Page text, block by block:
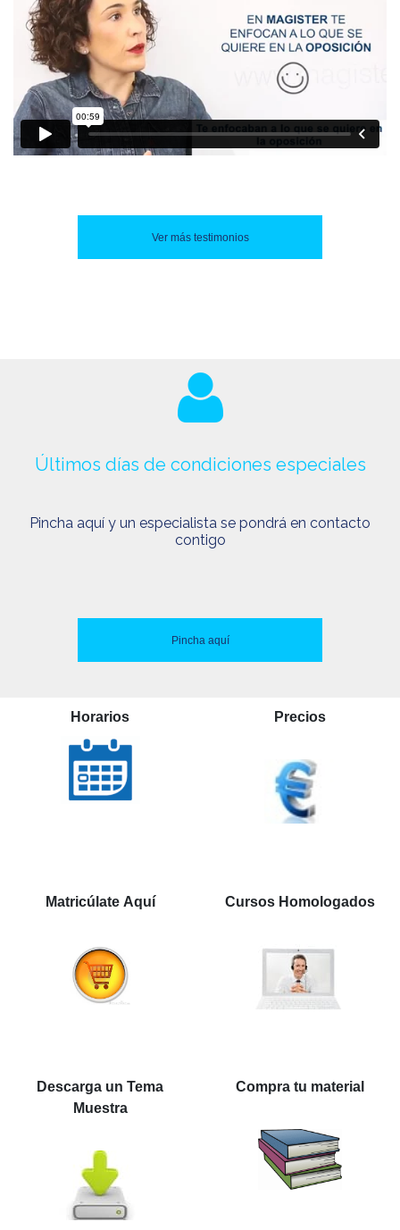
Ver más testimonios
Últimos días de condiciones especiales
Pincha aquí y un especialista se pondrá en contacto
contigo
Pincha aquí
Horarios Precios
Matricúlate Aquí Cursos Homologados
Descarga un Tema
Muestra
Compra tu material